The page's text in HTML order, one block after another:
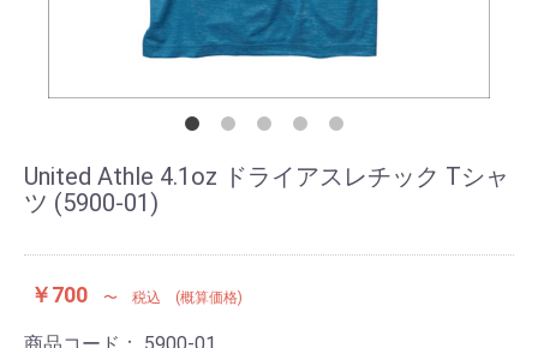
United Athle 4.1oz ドライアスレチック Tシャ
ツ (5900-01)
￥700 〜 税込 (概算価格)